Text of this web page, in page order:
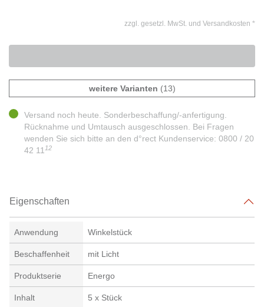
zzgl. gesetzl. MwSt. und Versandkosten *
weitere Varianten (13)
Versand noch heute. Sonderbeschaffung/-anfertigung.
Rücknahme und Umtausch ausgeschlossen. Bei Fragen
wenden Sie sich bitte an den d°rect Kundenservice: 0800 / 20
42 11 12
Eigenschaften
Anwendung Winkelstück
Beschaffenheit mit Licht
Produktserie Energo
Inhalt 5 x Stück